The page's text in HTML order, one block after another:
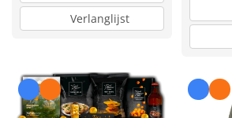
Verlanglijst